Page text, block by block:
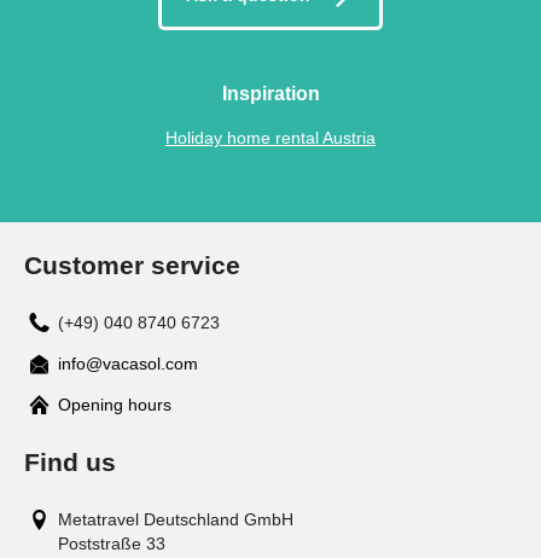
Inspiration
Holiday home rental Austria
Customer service
(+49) 040 8740 6723
info@vacasol.com
Opening hours
Find us
Metatravel Deutschland GmbH
Poststraße 33